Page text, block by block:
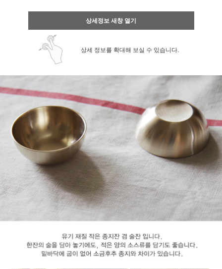
상세정보 새창 열기
상세 정보를 확대해 보실 수 있습니다.